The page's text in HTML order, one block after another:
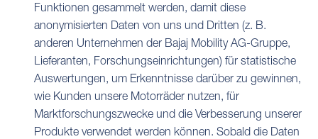
Funktionen gesammelt werden, damit diese
anonymisierten Daten von uns und Dritten (z. B.
anderen Unternehmen der Bajaj Mobility AG-Gruppe,
Lieferanten, Forschungseinrichtungen) für statistische
Auswertungen, um Erkenntnisse darüber zu gewinnen,
wie Kunden unsere Motorräder nutzen, für
Marktforschungszwecke und die Verbesserung unserer
Produkte verwendet werden können. Sobald die Daten